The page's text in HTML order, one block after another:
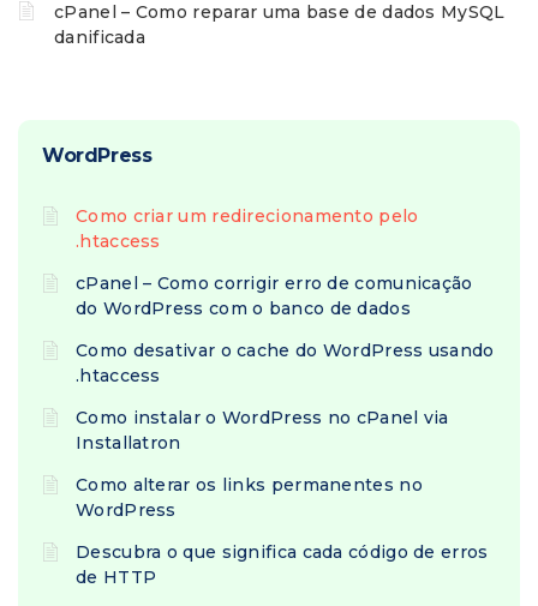
cPanel – Como reparar uma base de dados MySQL
danificada
WordPress
Como criar um redirecionamento pelo
.htaccess
cPanel – Como corrigir erro de comunicação
do WordPress com o banco de dados
Como desativar o cache do WordPress usando
.htaccess
Como instalar o WordPress no cPanel via
Installatron
Como alterar os links permanentes no
WordPress
Descubra o que significa cada código de erros
de HTTP